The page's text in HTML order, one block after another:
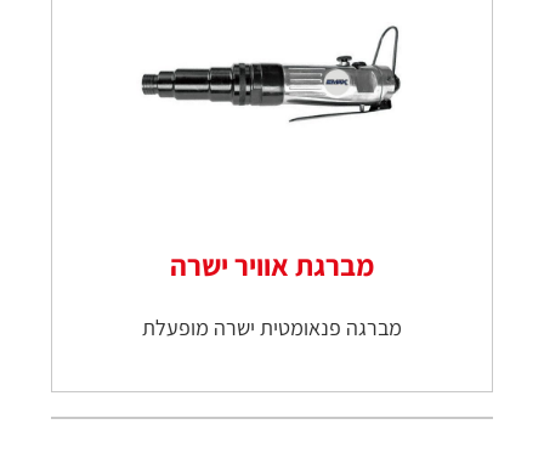
מברגת אוויר ישרה
מברגה פנאומטית ישרה מופעלת